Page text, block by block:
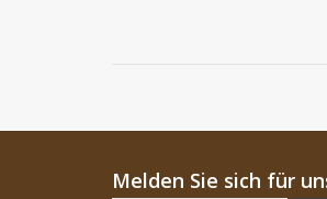
Melden Sie sich für